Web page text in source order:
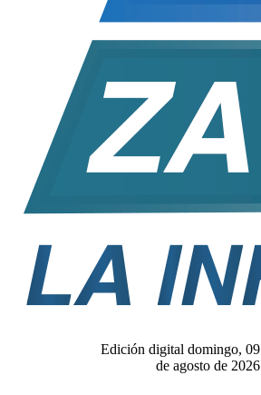
Edición digital domingo, 09
de agosto de 2026